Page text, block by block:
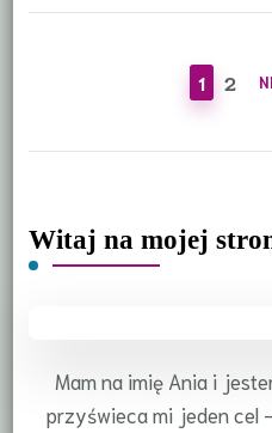
PAGE
1 PAGE
2
Witaj na mojej
Mam na imię Ania i
przyświeca mi jeden cel